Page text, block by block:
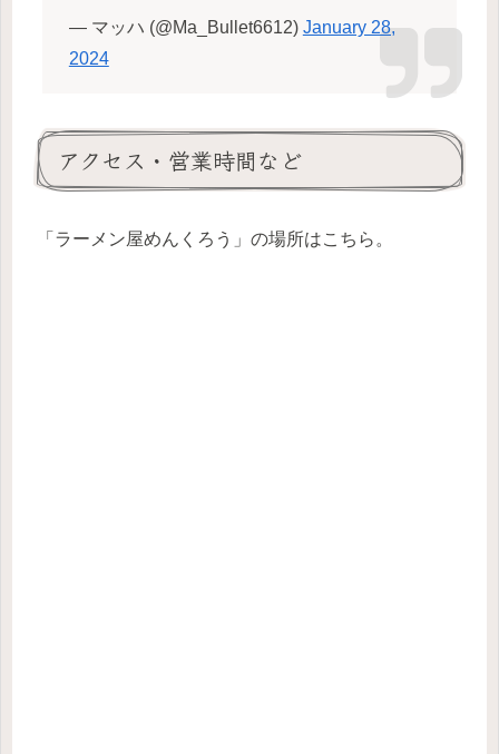
— マッハ (@Ma_Bullet6612) January 28,
2024
アクセス・営業時間など
「ラーメン屋めんくろう」の場所はこちら。